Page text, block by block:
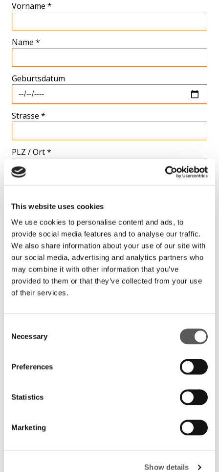
This website uses cookies
We use cookies to personalise content and ads, to
provide social media features and to analyse our traffic.
We also share information about your use of our site with
our social media, advertising and analytics partners who
may combine it with other information that you’ve
provided to them or that they’ve collected from your use
of their services.
Selection
Necessary
Preferences
Statistics
Marketing
Show details
Vorname *
Name *
Geburtsdatum
Strasse *
PLZ / Ort *
Mobile
E-Mail *
* Pflichtfelder
Hiermit akzeptiere ich die
Datenschutzbestimmungen
. Die angegebenen Daten